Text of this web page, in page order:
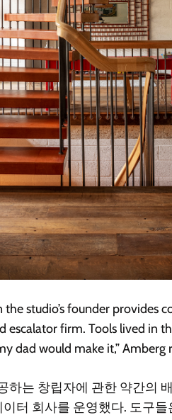
studio’s founder provides
escalator firm. Tools lived in
dad would make it,” Amberg
하는 창립자에 관한 약간의
터 회사를 운영했다. 도구